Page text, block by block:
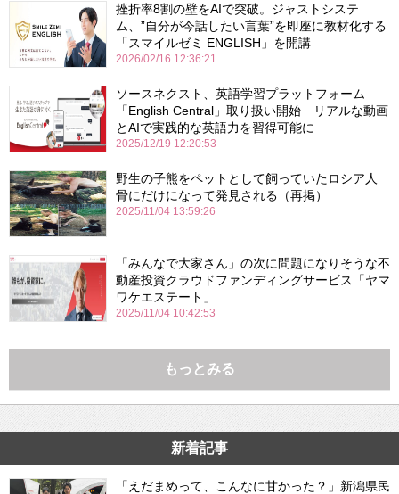
挫折率8割の壁をAIで突破。ジャストシステ
ム、”自分が今話したい言葉”を即座に教材化する
「スマイルゼミ ENGLISH」を開講
2026/02/16 12:36:21
ソースネクスト、英語学習プラットフォーム
「English Central」取り扱い開始 リアルな動画
とAIで実践的な英語力を習得可能に
2025/12/19 12:20:53
野生の子熊をペットとして飼っていたロシア人
骨にだけになって発見される（再掲）
2025/11/04 13:59:26
「みんなで大家さん」の次に問題になりそうな不
動産投資クラウドファンディングサービス「ヤマ
ワケエステート」
2025/11/04 10:42:53
もっとみる
新着記事
「えだまめって、こんなに甘かった？」新潟県民